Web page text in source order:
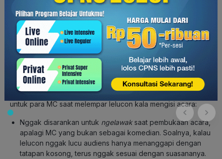
mengundang tawa audiens dengan latar belakang mereka
sebagai komedian yang lawakannya menghibur.
Baik acara formal maupun non formal, selipan lucu berupa
punchlinemasih diperlukan untuk membuat suasana menjadi
lebih santai. Jadi, MC perlu mengembangkan selipan humor
danpunchlineyang sekiranya nggak buat audiens
tersinggung. Kondisikan juga dengan suasananya, ya!
Oh ya, Andy Saks sebagai MC professional punya tips nih
untuk para MC saat melempar lelucon kala mengisi acara:
Nggak disarankan untuk ngelawak saat pembukaan acara,
apalagi MC yang bukan sebagai komedian. Soalnya, kalau
lelucon nggak lucu audiens hanya menanggapi dengan
tatapan kosong, terus nggak sesuai dengan suasananya.